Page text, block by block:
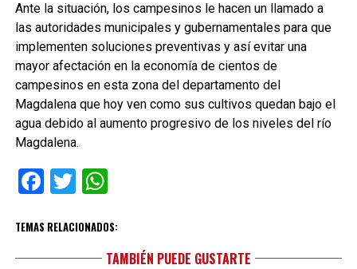
Ante la situación, los campesinos le hacen un llamado a
las autoridades municipales y gubernamentales para que
implementen soluciones preventivas y así evitar una
mayor afectación en la economía de cientos de
campesinos en esta zona del departamento del
Magdalena que hoy ven como sus cultivos quedan bajo el
agua debido al aumento progresivo de los niveles del río
Magdalena.
Facebook
TwitterWhatsApp
TEMAS RELACIONADOS:
TAMBIÉN PUEDE GUSTARTE